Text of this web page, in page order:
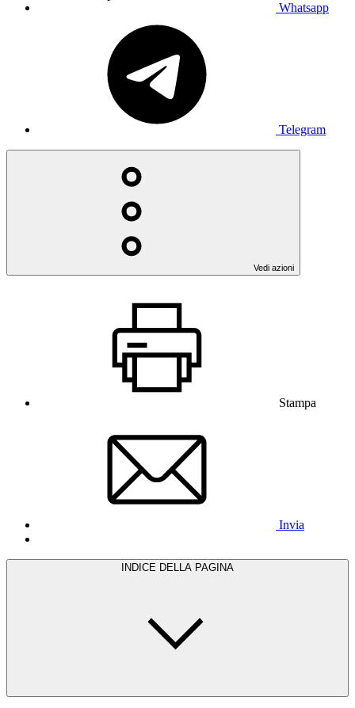
Whatsapp
Telegram
Vedi azioni
Stampa
Invia
INDICE DELLA PAGINA